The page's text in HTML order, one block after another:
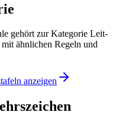
gehört zur Kategorie Leit-
ähnlichen Regeln und
anzeigen